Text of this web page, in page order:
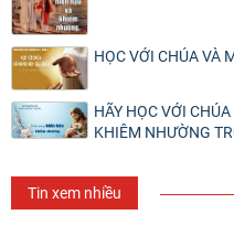
HỌC VỚI CHÚA VÀ
HÃY HỌC VỚI
KHIÊM NHƯỜNG
Tin xem nhiều